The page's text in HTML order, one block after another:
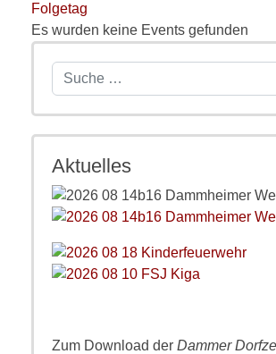
Folgetag
Es wurden keine Events gefunden
Suchen
Aktuelles
Zum Download der Dammer